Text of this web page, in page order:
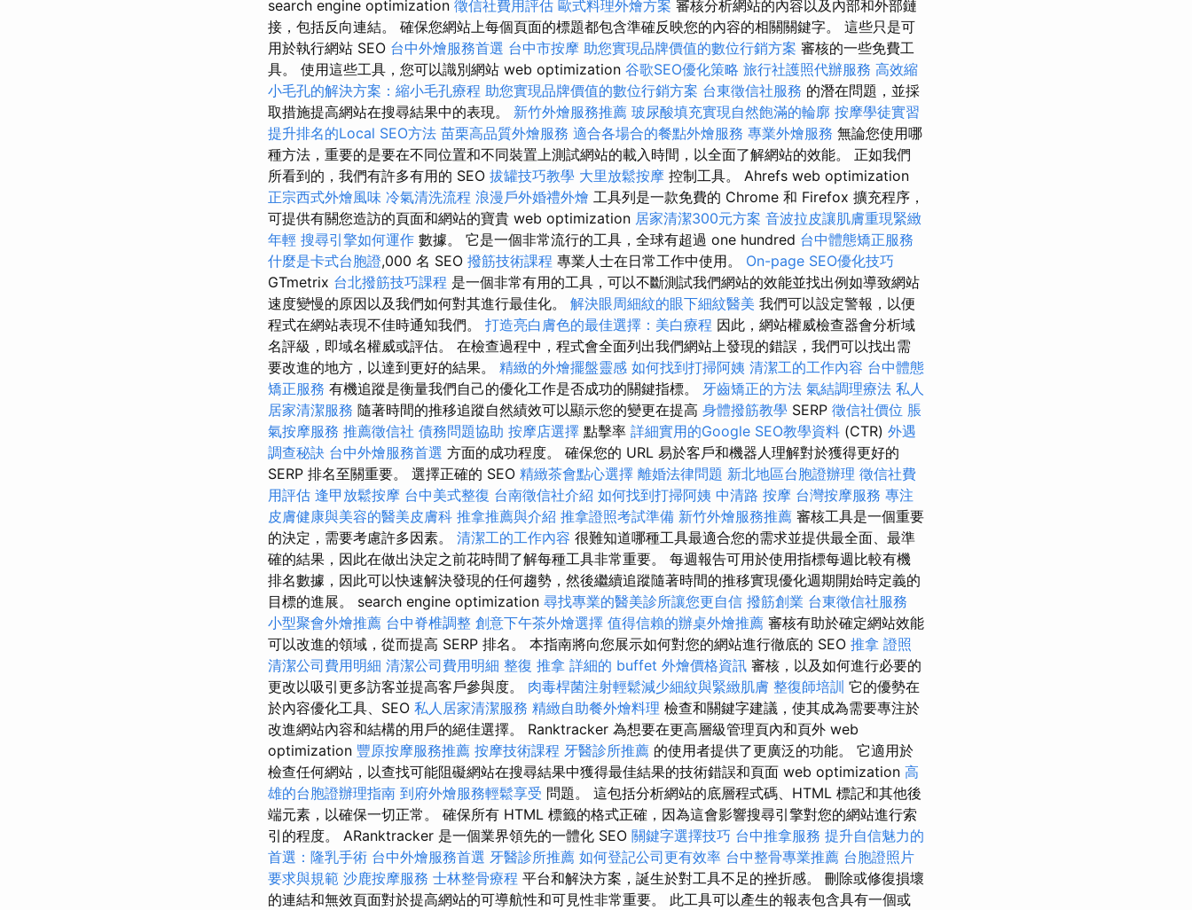
search engine optimization 徵信社費用評估 歐式料理外燴方案 審核分析網站的內容以及內部和外部鏈
接，包括反向連結。 確保您網站上每個頁面的標題都包含準確反映您的內容的相關關鍵字。 這些只是可
用於執行網站 SEO 台中外燴服務首選 台中市按摩 助您實現品牌價值的數位行銷方案 審核的一些免費工
具。 使用這些工具，您可以識別網站 web optimization 谷歌SEO優化策略 旅行社護照代辦服務 高效縮
小毛孔的解決方案：縮小毛孔療程 助您實現品牌價值的數位行銷方案 台東徵信社服務 的潛在問題，並採
取措施提高網站在搜尋結果中的表現。 新竹外燴服務推薦 玻尿酸填充實現自然飽滿的輪廓 按摩學徒實習
提升排名的Local SEO方法 苗栗高品質外燴服務 適合各場合的餐點外燴服務 專業外燴服務 無論您使用哪
種方法，重要的是要在不同位置和不同裝置上測試網站的載入時間，以全面了解網站的效能。 正如我們
所看到的，我們有許多有用的 SEO 拔罐技巧教學 大里放鬆按摩 控制工具。 Ahrefs web optimization
正宗西式外燴風味 冷氣清洗流程 浪漫戶外婚禮外燴 工具列是一款免費的 Chrome 和 Firefox 擴充程序，
可提供有關您造訪的頁面和網站的寶貴 web optimization 居家清潔300元方案 音波拉皮讓肌膚重現緊緻
年輕 搜尋引擎如何運作 數據。 它是一個非常流行的工具，全球有超過 one hundred 台中體態矯正服務
什麼是卡式台胞證,000 名 SEO 撥筋技術課程 專業人士在日常工作中使用。 On-page SEO優化技巧
GTmetrix 台北撥筋技巧課程 是一個非常有用的工具，可以不斷測試我們網站的效能並找出例如導致網站
速度變慢的原因以及我們如何對其進行最佳化。 解決眼周細紋的眼下細紋醫美 我們可以設定警報，以便
程式在網站表現不佳時通知我們。 打造亮白膚色的最佳選擇：美白療程 因此，網站權威檢查器會分析域
名評級，即域名權威或評估。 在檢查過程中，程式會全面列出我們網站上發現的錯誤，我們可以找出需
要改進的地方，以達到更好的結果。 精緻的外燴擺盤靈感 如何找到打掃阿姨 清潔工的工作內容 台中體態
矯正服務 有機追蹤是衡量我們自己的優化工作是否成功的關鍵指標。 牙齒矯正的方法 氣結調理療法 私人
居家清潔服務 隨著時間的推移追蹤自然績效可以顯示您的變更在提高 身體撥筋教學 SERP 徵信社價位 脹
氣按摩服務 推薦徵信社 債務問題協助 按摩店選擇 點擊率 詳細實用的Google SEO教學資料 (CTR) 外遇
調查秘訣 台中外燴服務首選 方面的成功程度。 確保您的 URL 易於客戶和機器人理解對於獲得更好的
SERP 排名至關重要。 選擇正確的 SEO 精緻茶會點心選擇 離婚法律問題 新北地區台胞證辦理 徵信社費
用評估 逢甲放鬆按摩 台中美式整復 台南徵信社介紹 如何找到打掃阿姨 中清路 按摩 台灣按摩服務 專注
皮膚健康與美容的醫美皮膚科 推拿推薦與介紹 推拿證照考試準備 新竹外燴服務推薦 審核工具是一個重要
的決定，需要考慮許多因素。 清潔工的工作內容 很難知道哪種工具最適合您的需求並提供最全面、最準
確的結果，因此在做出決定之前花時間了解每種工具非常重要。 每週報告可用於使用指標每週比較有機
排名數據，因此可以快速解決發現的任何趨勢，然後繼續追蹤隨著時間的推移實現優化週期開始時定義的
目標的進展。 search engine optimization 尋找專業的醫美診所讓您更自信 撥筋創業 台東徵信社服務
小型聚會外燴推薦 台中脊椎調整 創意下午茶外燴選擇 值得信賴的辦桌外燴推薦 審核有助於確定網站效能
可以改進的領域，從而提高 SERP 排名。 本指南將向您展示如何對您的網站進行徹底的 SEO 推拿 證照
清潔公司費用明細 清潔公司費用明細 整復 推拿 詳細的 buffet 外燴價格資訊 審核，以及如何進行必要的
更改以吸引更多訪客並提高客戶參與度。 肉毒桿菌注射輕鬆減少細紋與緊緻肌膚 整復師培訓 它的優勢在
於內容優化工具、SEO 私人居家清潔服務 精緻自助餐外燴料理 檢查和關鍵字建議，使其成為需要專注於
改進網站內容和結構的用戶的絕佳選擇。 Ranktracker 為想要在更高層級管理頁內和頁外 web
optimization 豐原按摩服務推薦 按摩技術課程 牙醫診所推薦 的使用者提供了更廣泛的功能。 它適用於
檢查任何網站，以查找可能阻礙網站在搜尋結果中獲得最佳結果的技術錯誤和頁面 web optimization 高
雄的台胞證辦理指南 到府外燴服務輕鬆享受 問題。 這包括分析網站的底層程式碼、HTML 標記和其他後
端元素，以確保一切正常。 確保所有 HTML 標籤的格式正確，因為這會影響搜尋引擎對您的網站進行索
引的程度。 ARanktracker 是一個業界領先的一體化 SEO 關鍵字選擇技巧 台中推拿服務 提升自信魅力的
首選：隆乳手術 台中外燴服務首選 牙醫診所推薦 如何登記公司更有效率 台中整骨專業推薦 台胞證照片
要求與規範 沙鹿按摩服務 士林整骨療程 平台和解決方案，誕生於對工具不足的挫折感。 刪除或修復損壞
的連結和無效頁面對於提高網站的可導航性和可見性非常重要。 此工具可以產生的報表包含具有一個或